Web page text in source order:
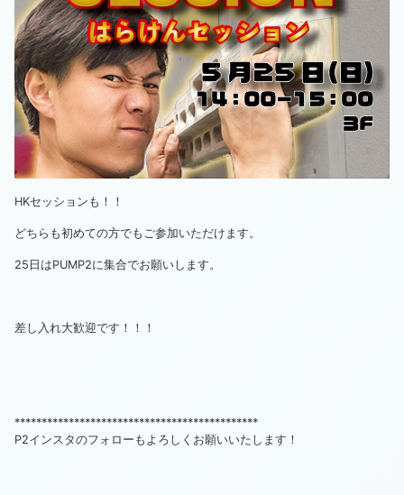
HKセッションも！！
どちらも初めての方でもご参加いただけます。
25日はPUMP2に集合でお願いします。
差し入れ大歓迎です！！！
*********************************************
P2インスタのフォローもよろしくお願いいたします！